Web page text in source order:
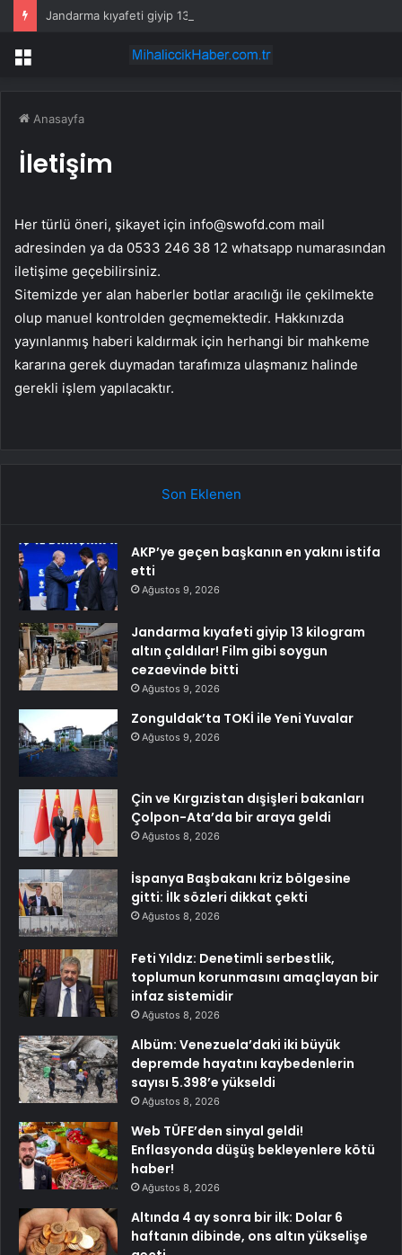
Menü
Anasayfa
İletişim
Her türlü öneri, şikayet için info@swofd.com mail
adresinden ya da 0533 246 38 12 whatsapp numarasından
iletişime geçebilirsiniz.
Sitemizde yer alan haberler botlar aracılığı ile çekilmekte
olup manuel kontrolden geçmemektedir. Hakkınızda
yayınlanmış haberi kaldırmak için herhangi bir mahkeme
kararına gerek duymadan tarafımıza ulaşmanız halinde
gerekli işlem yapılacaktır.
Son Eklenen
AKP’ye geçen başkanın en yakını istifa
etti
Ağustos 9, 2026
Jandarma kıyafeti giyip 13 kilogram
altın çaldılar! Film gibi soygun
cezaevinde bitti
Ağustos 9, 2026
Zonguldak’ta TOKİ ile Yeni Yuvalar
Ağustos 9, 2026
Çin ve Kırgızistan dışişleri bakanları
Çolpon-Ata’da bir araya geldi
Ağustos 8, 2026
İspanya Başbakanı kriz bölgesine
gitti: İlk sözleri dikkat çekti
Ağustos 8, 2026
Feti Yıldız: Denetimli serbestlik,
toplumun korunmasını amaçlayan bir
infaz sistemidir
Ağustos 8, 2026
Albüm: Venezuela’daki iki büyük
depremde hayatını kaybedenlerin
sayısı 5.398’e yükseldi
Ağustos 8, 2026
Web TÜFE’den sinyal geldi!
Enflasyonda düşüş bekleyenlere kötü
haber!
Ağustos 8, 2026
Altında 4 ay sonra bir ilk: Dolar 6
haftanın dibinde, ons altın yükselişe